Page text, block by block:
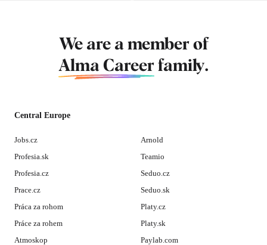
We are a member of
Alma Career family.
Central Europe
Jobs.cz
Profesia.sk
Profesia.cz
Prace.cz
Práca za rohom
Práce za rohem
Atmoskop
Arnold
Teamio
Seduo.cz
Seduo.sk
Platy.cz
Platy.sk
Paylab.com